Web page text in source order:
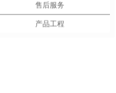
绝缘电阻：
售后服务
产品工程